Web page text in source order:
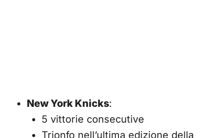
New York Knicks:
5 vittorie consecutive
Trionfo nell’ultima edizione della